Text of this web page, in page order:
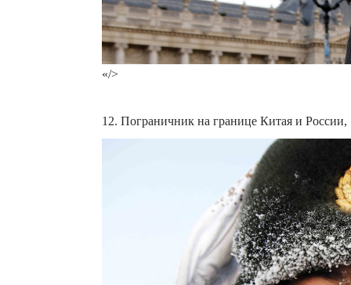
«/>
12. Пограничник на границе Китая и России,